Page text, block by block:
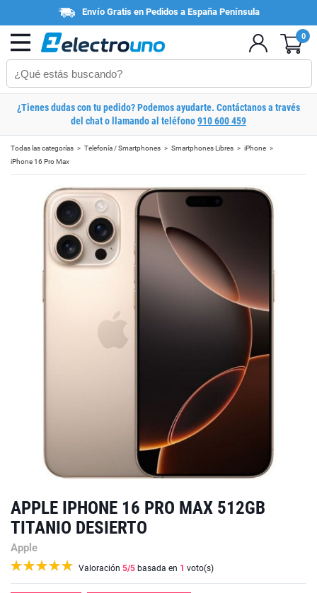
Envío Gratis en Pedidos a España Península
0
¿Tienes dudas con tu pedido? Podemos ayudarte. Contáctanos a través
del chat o llamando al teléfono910 600 459
Todas las categorías Telefonía / Smartphones Smartphones Libres
iPhone
iPhone 16 Pro Max
APPLE IPHONE 16 PRO MAX 512GB
TITANIO DESIERTO
Apple
Valoración 5/5 basada en 1 voto(s)